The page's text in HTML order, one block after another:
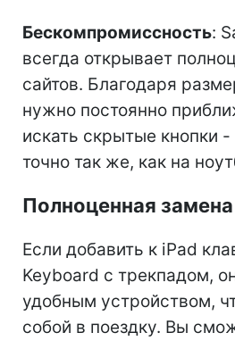
Бескомпромиссность:
всегда открывает
сайтов. Благодаря
нужно постоянно
искать скрытые кнопки -
точно так же, как на
Полноценная замена
Если добавить к iPad
Keyboard с трекпадом,
удобным устройством,
собой в поездку. Вы